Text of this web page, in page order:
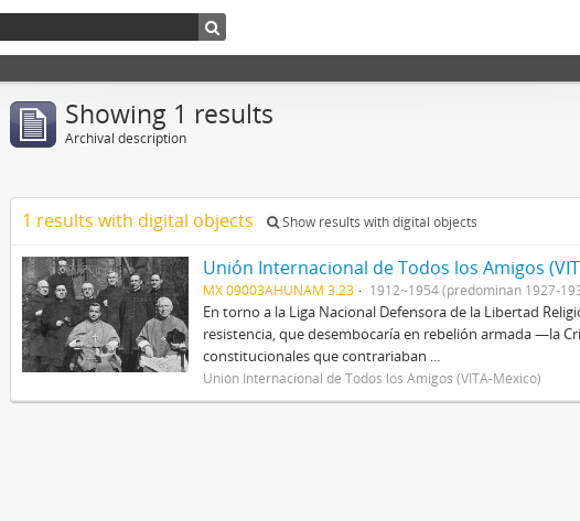
Showing 1 results
Archival description
1 results with digital objects Show results with digital objects
Unión Internacional de Todos los Amigos
MX 09003AHUNAM 3.23 1912~1954 (predominan 1927-
En torno a la Liga Nacional Defensora de la Libertad
resistencia, que desembocaría en rebelión armada —la
constitucionales que contrariaban ...
Unión Internacional de Todos los Amigos (VITA-México)